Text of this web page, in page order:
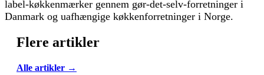
label-køkkenmærker gennem gør-det-selv-forretninger i
Danmark og uafhængige køkkenforretninger i Norge.
Flere artikler
Alle artikler →